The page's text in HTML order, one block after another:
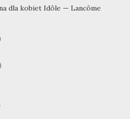
dla kobiet Idôle — Lancôme